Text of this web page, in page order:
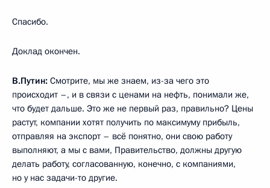
Спасибо.
Доклад окончен.
В.Путин: Смотрите, мы же знаем, из-за чего это
происходит –, и в связи с ценами на нефть, понимали же,
что будет дальше. Это же не первый раз, правильно? Цены
растут, компании хотят получить по максимуму прибыль,
отправляя на экспорт – всё понятно, они свою работу
выполняют, а мы с вами, Правительство, должны другую
делать работу, согласованную, конечно, с компаниями,
но у нас задачи-то другие.